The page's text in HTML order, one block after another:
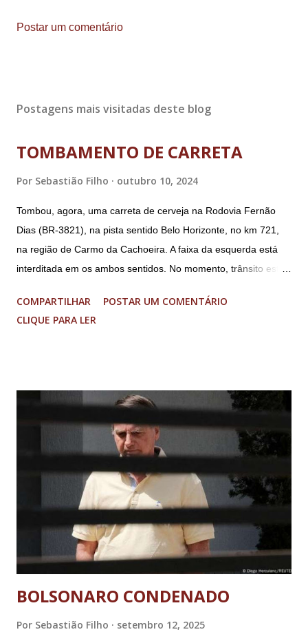
Postar um comentário
Postagens mais visitadas deste blog
TOMBAMENTO DE CARRETA
Por Sebastião Filho outubro 10, 2024
Tombou, agora, uma carreta de cerveja na Rodovia Fernão
Dias (BR-3821), na pista sentido Belo Horizonte, no km 721,
na região de Carmo da Cachoeira. A faixa da esquerda está
interditada em os ambos sentidos. No momento, trânsito está
Imagens @transitofernaodias *Por Sebastião Filho
COMPARTILHAR
POSTAR UM COMENTÁRIO
CLIQUE PARA LER
BOLSONARO CONDENADO
Por Sebastião Filho setembro 12, 2025